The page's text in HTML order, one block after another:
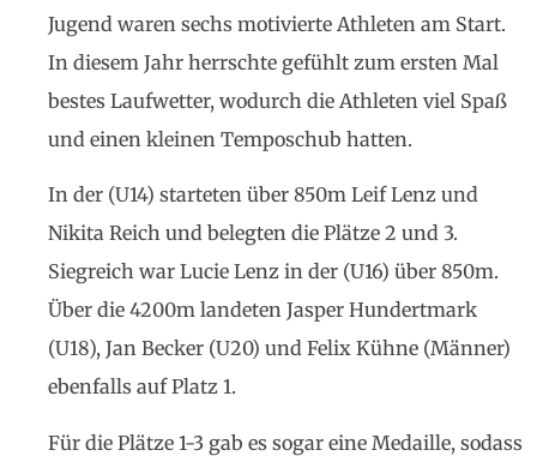
Jugend waren sechs motivierte Athleten am Start.
In diesem Jahr herrschte gefühlt zum ersten Mal
bestes Laufwetter, wodurch die Athleten viel Spaß
und einen kleinen Temposchub hatten.
In der (U14) starteten über 850m Leif Lenz und
Nikita Reich und belegten die Plätze 2 und 3.
Siegreich war Lucie Lenz in der (U16) über 850m.
Über die 4200m landeten Jasper Hundertmark
(U18), Jan Becker (U20) und Felix Kühne (Männer)
ebenfalls auf Platz 1.
Für die Plätze 1-3 gab es sogar eine Medaille, sodass